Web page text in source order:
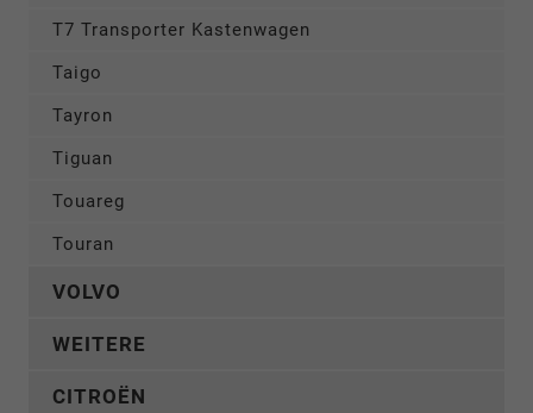
T7 Transporter Kastenwagen
Taigo
Tayron
Tiguan
Touareg
Touran
VOLVO
WEITERE
CITROËN